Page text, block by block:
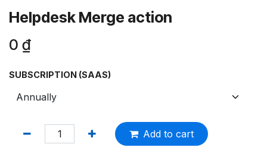
Helpdesk Merge action
0 ₫
SUBSCRIPTION (SAAS)
Add to cart